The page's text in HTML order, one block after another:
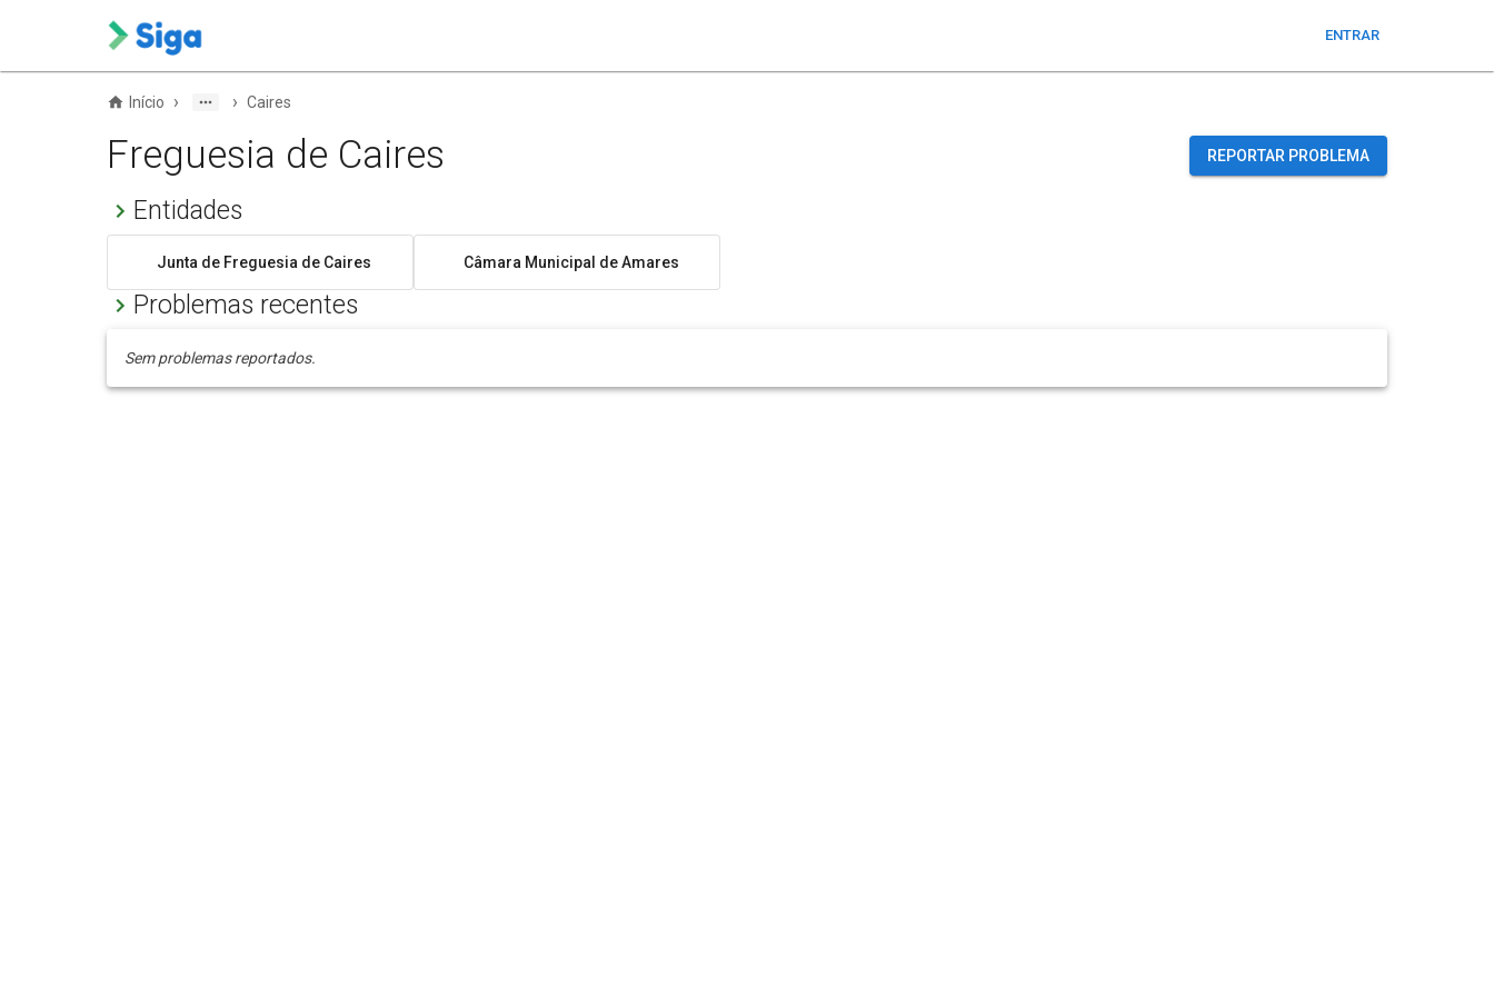
ENTRAR
Início › › Caires
Freguesia de Caires REPORTAR PROBLEMA
Entidades
Junta de Freguesia de Caires Câmara Municipal de Amares
Problemas recentes
Sem problemas reportados.